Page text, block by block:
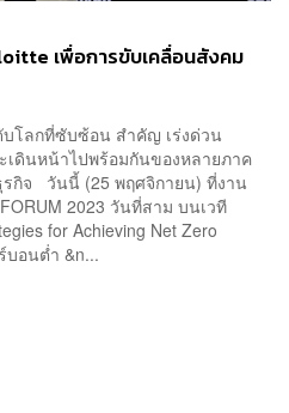
เพื่อการขับเคลื่อนสังคม
โลกที่ซับซ้อน สำคัญ เร่งด่วน
เดินหน้าไปพร้อมกันของหลายภาค
รกิจ วันนี้ (25 พฤศจิกายน) ที่งาน
2023 วันที่สาม บนเวที
for Achieving Net Zero
บอนต่ำ &n...